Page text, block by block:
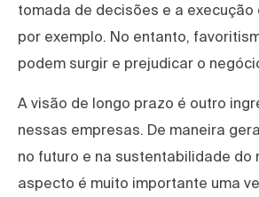
tomada de decisões e a
por exemplo. No entanto,
podem surgir e prejudicar o
A visão de longo prazo é outro
nessas empresas. De maneira
no futuro e na sustentabilidade do
aspecto é muito importante uma